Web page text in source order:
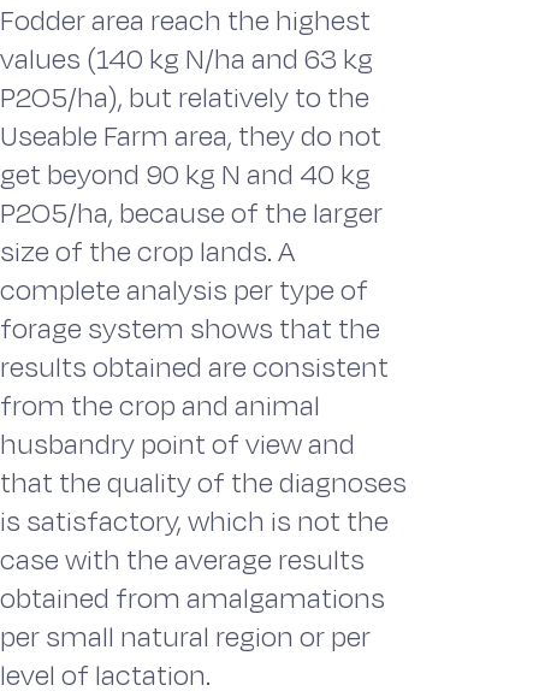
Fodder area reach the highest
values (140 kg N/ha and 63 kg
P2O5/ha), but relatively to the
Useable Farm area, they do not
get beyond 90 kg N and 40 kg
P2O5/ha, because of the larger
size of the crop lands. A
complete analysis per type of
forage system shows that the
results obtained are consistent
from the crop and animal
husbandry point of view and
that the quality of the diagnoses
is satisfactory, which is not the
case with the average results
obtained from amalgamations
per small natural region or per
level of lactation.